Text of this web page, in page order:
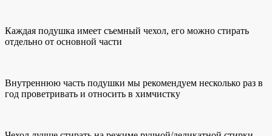
Каждая подушка имеет съемный чехол, его можно стирать
отдельно от основной части
Внутреннюю часть подушки мы рекомендуем несколько раз в
год проветривать и относить в химчистку